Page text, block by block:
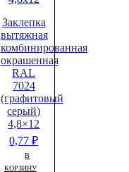
Заклепка
вытяжная
комбинированная
окрашенная
RAL
7024
(графитовый
серый)
4,8×12
0,77₽
В
КОРЗИНУ